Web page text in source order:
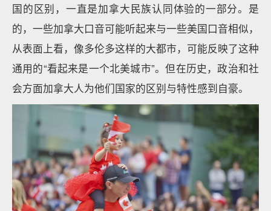
国的区别，一直是加拿大民族认同体验的一部分。是
的，一些加拿大口音可能听起来与一些美国口音相似，
从表面上看，像多伦多这样的大都市，可能反映了这种
通用的“看起来是一个北美城市”。但在历史，政治和社
会方面加拿大人为他们国家的区别与特性感到自豪。